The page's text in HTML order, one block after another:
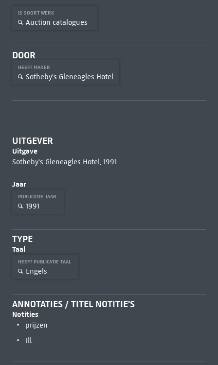
IS SOORT WERK
Auction catalogues
DOOR
HEEFT MAKER
Sotheby's Gleneagles Hotel
UITGEVER
Uitgave
Sotheby's Gleneagles Hotel, 1991
Jaar
PUBLICATIE JAAR
1991
TYPE
Taal
HEEFT PUBLICATIE TAAL
Engels
ANNOTATIES / TITEL NOTITIE'S
Notities
prijzen
ill.